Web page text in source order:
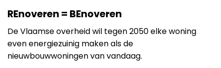
REnoveren = BEnoveren
De Vlaamse overheid wil tegen 2050 elke woning
even energiezuinig maken als de
nieuwbouwwoningen van vandaag.